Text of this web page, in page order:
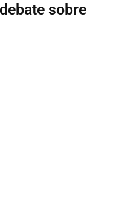
sobre